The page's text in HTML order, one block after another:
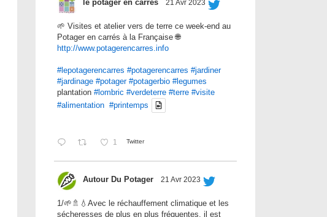
le potager en carrés 21 Avr 2023
🌱 Visites et atelier vers de terre ce week-end au
Potager en carrés à la Française 🌐
http://www.potagerencarres.info
#lepotagerencarres #potagerencarres #jardiner
#jardinage #potager #potagerbio #legumes
plantation#lombric #verdeterre #terre #visite
#alimentation #printemps
1 Twitter
Autour Du Potager 21 Avr 2023
1/🌱🚿💧Avec le réchauffement climatique et les
sécheresses de plus en plus fréquentes, il est